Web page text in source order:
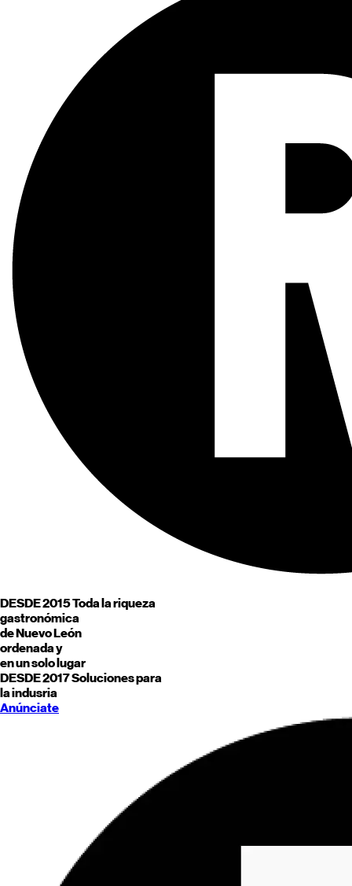
DESDE 2015Toda la riqueza
gastronómica
deNuevo León
ordenada y
en un solo lugar
DESDE 2017Soluciones para
la indusria
Anúnciate